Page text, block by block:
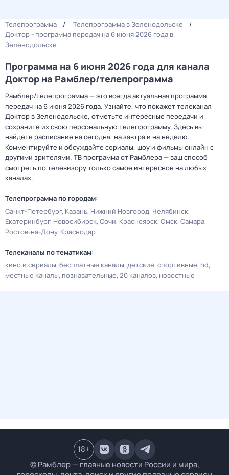
Телепрограмма
Телепрограмма в Зеленодольске
Доктор - программа передач на 6 июня 2026 года в
Зеленодольске
Программа на 6 июня 2026 года для канала
Доктор на Рамблер/телепрограмма
Рамблер/телепрограмма — это всегда актуальная программа
передач на 6 июня 2026 года. Узнайте, что покажет телеканал
Доктор в Зеленодольске, отметьте интересные передачи и
сохраните их свою персональную телепрограмму. Здесь вы
найдете расписание на сегодня, на завтра и на неделю.
Комментируйте и обсуждайте сериалы, шоу и фильмы онлайн с
другими зрителями. ТВ программа от Рамблера — ваш способ
смотреть по телевизору только самое интересное на любых
каналах.
Телепрограмма по городам:
Санкт-Петербург Казань Нижний Новгород Челябинск
Екатеринбург Новосибирск Сочи Красноярск Омск Самара
Ростов-на-Дону Краснодар
Телеканалы по тематикам:
кино и сериалы бесплатные каналы детские спортивные hd
местные каналы познавательные 20 каналов новостные
© Рамблер — главные новости России и мира,
18+